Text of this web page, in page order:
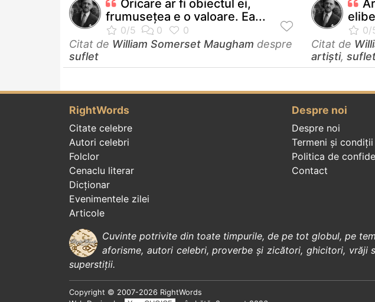
Oricare ar fi obiectul ei,
frumuseţea e o valoare. Ea...
Citat de William Somerset Maugham despre
suflet
Citat de
artiști,
RightWords
Citate celebre
Autori celebri
Folclor
Cenaclu literar
Dicționar
Evenimentele zilei
Articole
Despre noi
Despre noi
Termeni și condiții
Politica de
Contact
Cuvinte potrivite din toate timpurile, de pe tot globul, pe
aforisme, autori celebri,proverbe și zicători, ghicitori, vrăji
superstiții.
Copyright © 2007-2026 RightWords